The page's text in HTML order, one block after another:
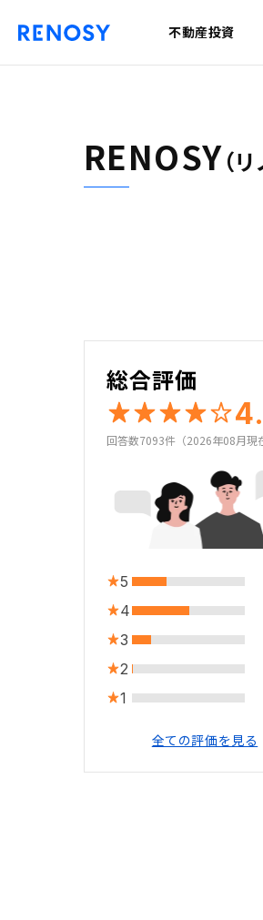
不動産投資
RENOSY（
総合評価
回答数7093件（2026年08月現
5
4
3
2
1
全ての評価を見る